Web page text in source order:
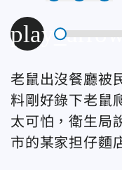
老鼠出沒餐廳被
料剛好錄下老鼠
太可怕，衛生局
市的某家担仔麵